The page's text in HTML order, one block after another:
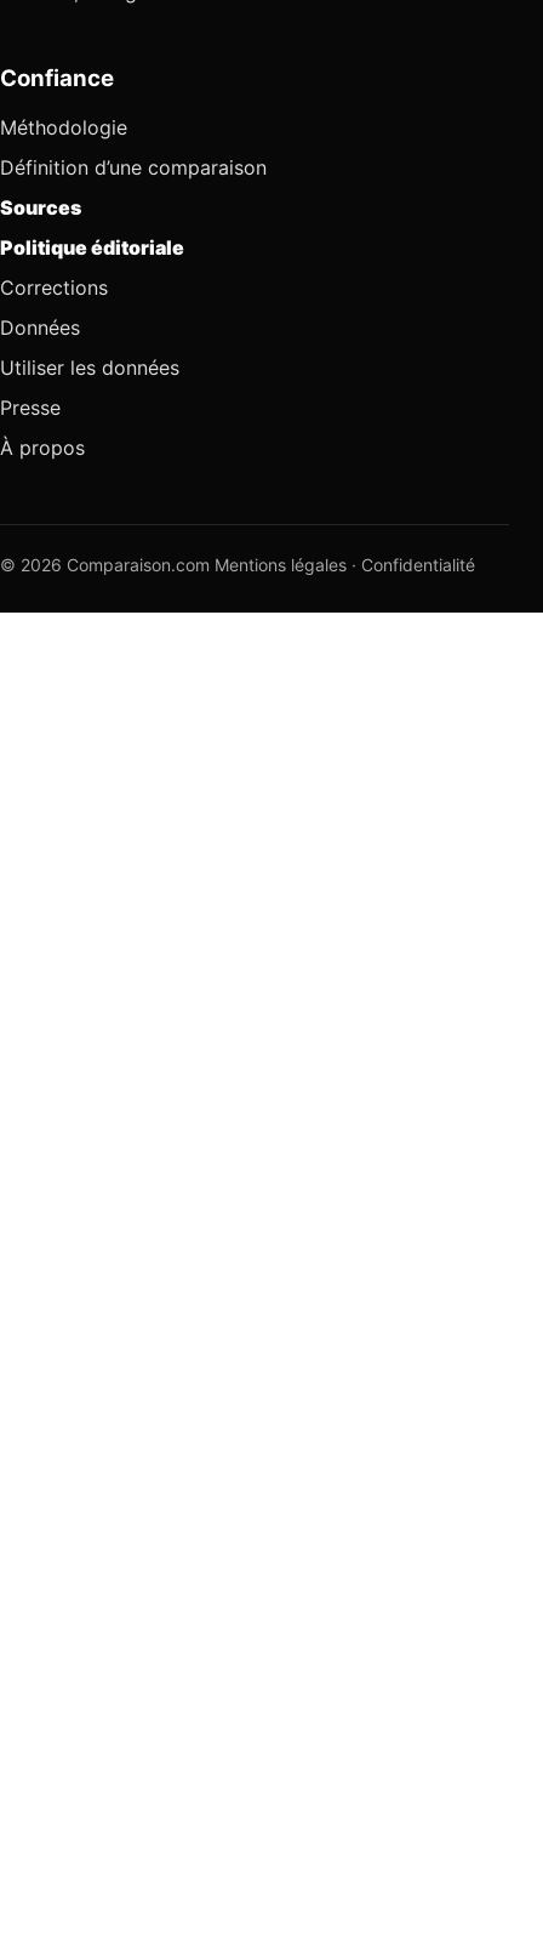
Confiance
Méthodologie
Définition d’une comparaison
Sources
Politique éditoriale
Corrections
Données
Utiliser les données
Presse
À propos
© 2026 Comparaison.com Mentions légales · Confidentialité